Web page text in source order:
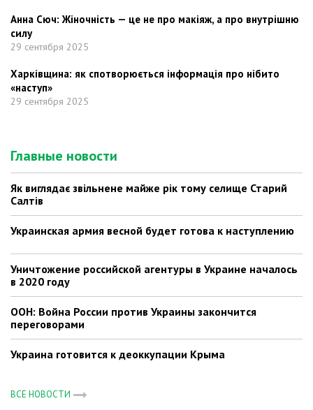
Анна Сюч: Жіночність — це не про макіяж, а про внутрішню
силу
29 сентября 2025
Харківщина: як спотворюється інформація про нібито
«наступ»
29 сентября 2025
Главные новости
Як виглядає звільнене майже рік тому селище Старий
Салтів
Украинская армия весной будет готова к наступлению
Уничтожение российской агентуры в Украине началось
в 2020 году
ООН: Война России против Украины закончится
переговорами
Украина готовится к деоккупации Крыма
ВСЕ НОВОСТИ